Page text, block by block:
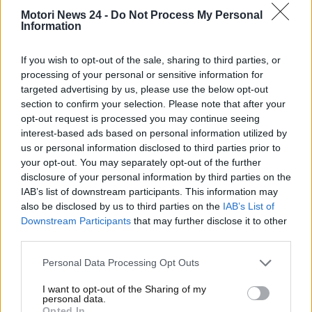
Motori News 24 - Do Not Process My Personal
Information
If you wish to opt-out of the sale, sharing to third parties, or
processing of your personal or sensitive information for
targeted advertising by us, please use the below opt-out
section to confirm your selection. Please note that after your
opt-out request is processed you may continue seeing
interest-based ads based on personal information utilized by
us or personal information disclosed to third parties prior to
your opt-out. You may separately opt-out of the further
disclosure of your personal information by third parties on the
IAB’s list of downstream participants. This information may
also be disclosed by us to third parties on the IAB’s List of
Downstream Participants that may further disclose it to other
Personal Data Processing Opt Outs
I want to opt-out of the Sharing of my
personal data.
complessivamente oltre 2,5 milioni di euro, e ogni
vettura rappresenta un concentrato di tecnologia,
L’auto del dittatore – www.MotoriNews24.com
Mercedes-Maybach 62S
è una berlina lunga e